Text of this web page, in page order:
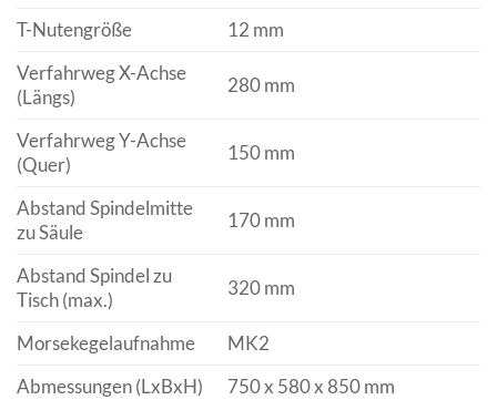
T-Nutengröße
12 mm
Verfahrweg X-Achse
(Längs)
280 mm
Verfahrweg Y-Achse
(Quer)
150 mm
Abstand Spindelmitte
zu Säule
170 mm
Abstand Spindel zu
Tisch (max.)
320 mm
Morsekegelaufnahme
MK2
Abmessungen (LxBxH)
750 x 580 x 850 mm